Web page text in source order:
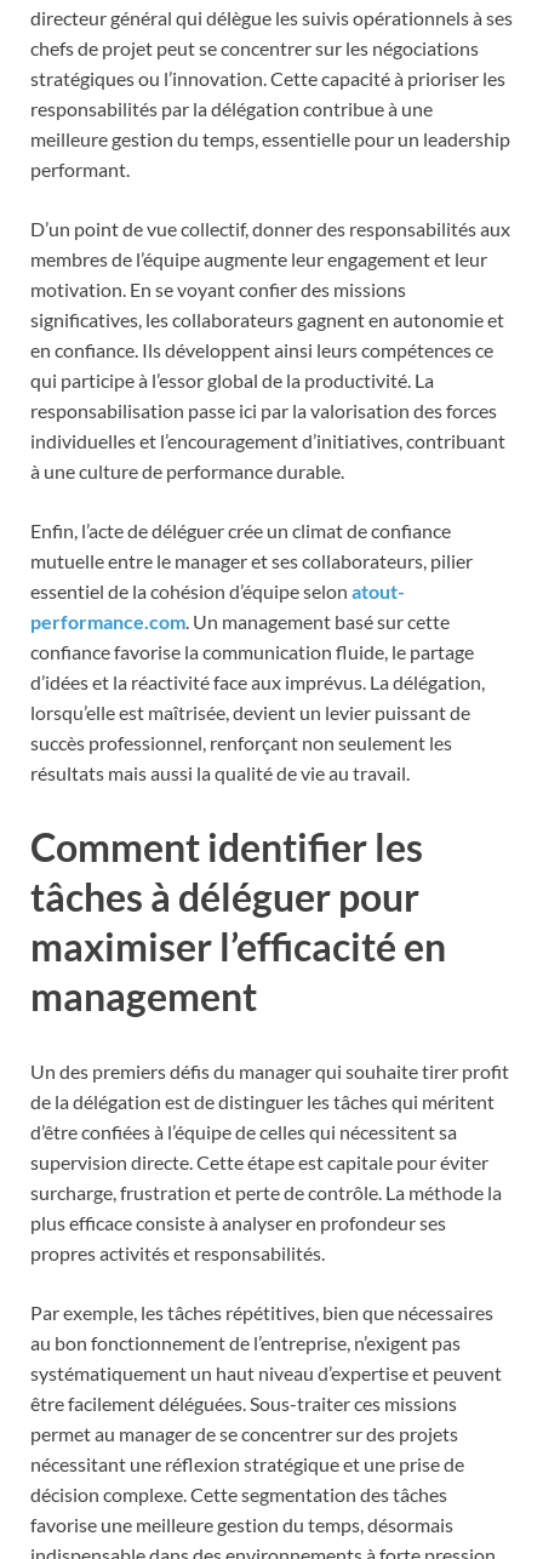
directeur général qui délègue les suivis opérationnels à ses
chefs de projet peut se concentrer sur les négociations
stratégiques ou l’innovation. Cette capacité à prioriser les
responsabilités par la délégation contribue à une
meilleure gestion du temps, essentielle pour un leadership
performant.
D’un point de vue collectif, donner des responsabilités aux
membres de l’équipe augmente leur engagement et leur
motivation. En se voyant confier des missions
significatives, les collaborateurs gagnent en autonomie et
en confiance. Ils développent ainsi leurs compétences ce
qui participe à l’essor global de la productivité. La
responsabilisation passe ici par la valorisation des forces
individuelles et l’encouragement d’initiatives, contribuant
à une culture de performance durable.
Enfin, l’acte de déléguer crée un climat de confiance
mutuelle entre le manager et ses collaborateurs, pilier
essentiel de la cohésion d’équipe selon atout-
performance.com . Un management basé sur cette
confiance favorise la communication fluide, le partage
d’idées et la réactivité face aux imprévus. La délégation,
lorsqu’elle est maîtrisée, devient un levier puissant de
succès professionnel, renforçant non seulement les
résultats mais aussi la qualité de vie au travail.
Comment identifier les
tâches à déléguer pour
maximiser l’efficacité en
management
Un des premiers défis du manager qui souhaite tirer profit
de la délégation est de distinguer les tâches qui méritent
d’être confiées à l’équipe de celles qui nécessitent sa
supervision directe. Cette étape est capitale pour éviter
surcharge, frustration et perte de contrôle. La méthode la
plus efficace consiste à analyser en profondeur ses
propres activités et responsabilités.
Par exemple, les tâches répétitives, bien que nécessaires
au bon fonctionnement de l’entreprise, n’exigent pas
systématiquement un haut niveau d’expertise et peuvent
être facilement déléguées. Sous-traiter ces missions
permet au manager de se concentrer sur des projets
nécessitant une réflexion stratégique et une prise de
décision complexe. Cette segmentation des tâches
favorise une meilleure gestion du temps, désormais